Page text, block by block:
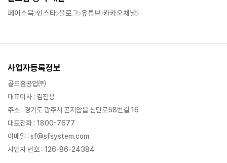
페이스북 인스타 블로그 유튜브 카카오채널
사업자등록정보
골드홈공업㈜
대표이사 : 김진용
주소 : 경기도 광주시 곤지암읍 신만로58번길 16
대표전화 : 1800-7677
이메일 : sf@sfsystem.com
사업자 번호 : 126-86-24384